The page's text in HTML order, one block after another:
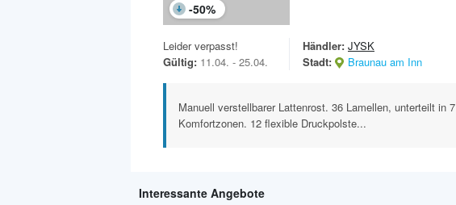
-50%
Leider verpasst!
Gültig: 11.04. - 25.04.
Händler: JYSK
Stadt:
Braunau am Inn
Manuell verstellbarer Lattenrost. 36 Lamellen, unterteilt in 7
Komfortzonen. 12 flexible Druckpolste...
Interessante Angebote